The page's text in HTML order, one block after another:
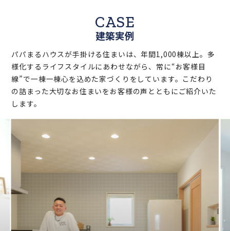
CASE
建築実例
パパまるハウスが手掛ける住まいは、年間1,000棟以上。多
様化するライフスタイルにあわせながら、常に“お客様目
線”で一棟一棟心を込めた家づくりをしています。こだわり
の詰まった大切なお住まいをお客様の声とともにご紹介いた
します。